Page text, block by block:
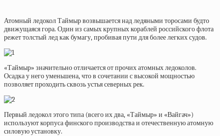
Атомный ледокол Таймыр возвышается над ледяными торосами будто
движущаяся гора. Один из самых крупных кораблей российского флота
режет толстый лед как бумагу, пробивая пути для более легких судов.
«Таймыр» значительно отличается от прочих атомных ледоколов.
Осадка у него уменьшена, что в сочетании с высокой мощностью
позволяет проходить сквозь устья северных рек.
Первый ледокол этого типа (всего их два, «Таймыр» и «Вайгач»)
используют корпуса финского производства и отечественную атомную
силовую установку.